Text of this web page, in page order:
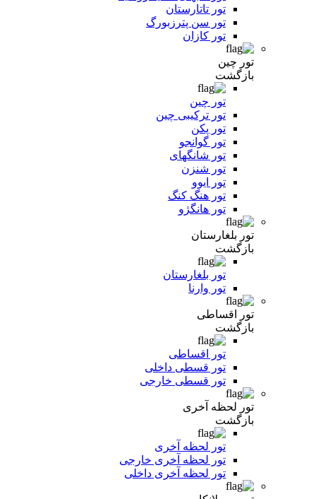
تور تاتارستان
تور سن پترزبورگ
تور کازان
تور چین
بازگشت
تور چین
تور ترکیبی چین
تور پکن
تور گوانجو
تور شانگهای
تور شنزن
تور ایوو
تور هنگ کنگ
تور هانگژو
تور بلغارستان
بازگشت
تور بلغارستان
تور وارنا
تور اقساطی
بازگشت
تور اقساطی
تور قسطی داخلی
تور قسطی خارجی
تور لحظه آخری
بازگشت
تور لحظه آخری
تور لحظه آخری خارجی
تور لحظه آخری داخلی